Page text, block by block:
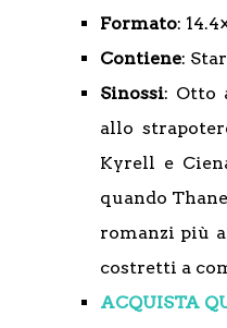
Formato:
Contiene:
Sinossi: Otto
allo
Kyrell e
quando
romanzi più
costretti a
ACQUISTA